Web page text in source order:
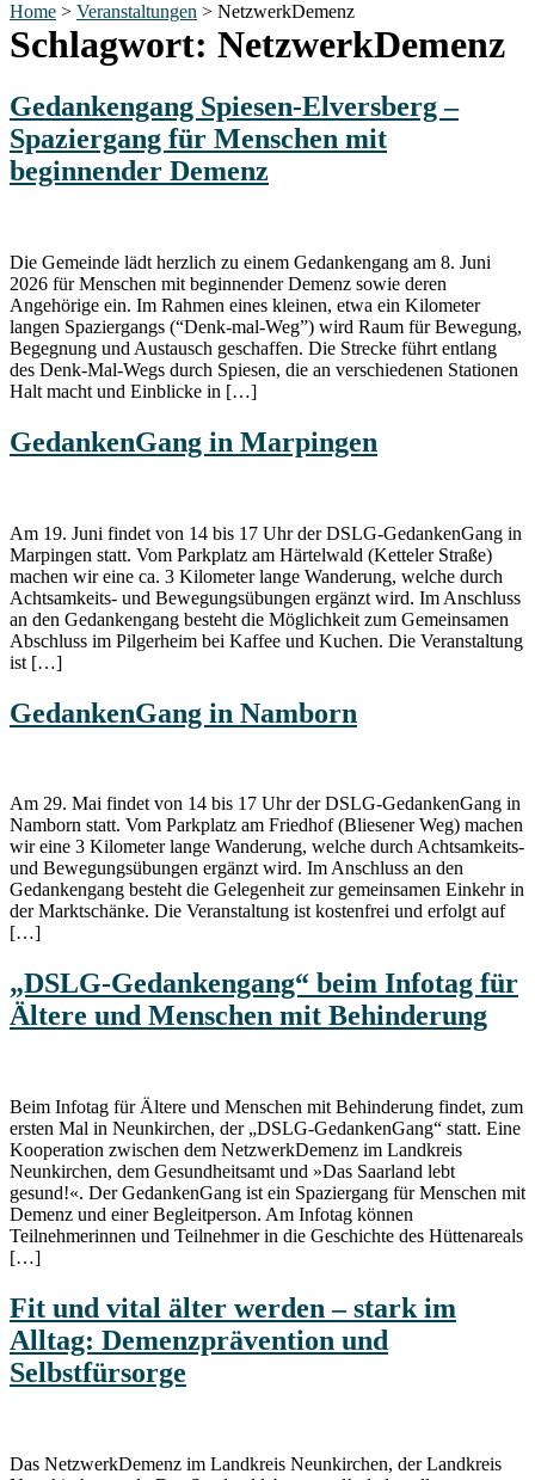
Home > Veranstaltungen > NetzwerkDemenz
Schlagwort: NetzwerkDemenz
Gedankengang Spiesen-Elversberg –
Spaziergang für Menschen mit
beginnender Demenz
Die Gemeinde lädt herzlich zu einem Gedankengang am 8. Juni
2026 für Menschen mit beginnender Demenz sowie deren
Angehörige ein. Im Rahmen eines kleinen, etwa ein Kilometer
langen Spaziergangs (“Denk-mal-Weg”) wird Raum für Bewegung,
Begegnung und Austausch geschaffen. Die Strecke führt entlang
des Denk-Mal-Wegs durch Spiesen, die an verschiedenen Stationen
Halt macht und Einblicke in […]
GedankenGang in Marpingen
Am 19. Juni findet von 14 bis 17 Uhr der DSLG-GedankenGang in
Marpingen statt. Vom Parkplatz am Härtelwald (Ketteler Straße)
machen wir eine ca. 3 Kilometer lange Wanderung, welche durch
Achtsamkeits- und Bewegungsübungen ergänzt wird. Im Anschluss
an den Gedankengang besteht die Möglichkeit zum Gemeinsamen
Abschluss im Pilgerheim bei Kaffee und Kuchen. Die Veranstaltung
ist […]
GedankenGang in Namborn
Am 29. Mai findet von 14 bis 17 Uhr der DSLG-GedankenGang in
Namborn statt. Vom Parkplatz am Friedhof (Bliesener Weg) machen
wir eine 3 Kilometer lange Wanderung, welche durch Achtsamkeits-
und Bewegungsübungen ergänzt wird. Im Anschluss an den
Gedankengang besteht die Gelegenheit zur gemeinsamen Einkehr in
der Marktschänke. Die Veranstaltung ist kostenfrei und erfolgt auf
[…]
„DSLG-Gedankengang“ beim Infotag für
Ältere und Menschen mit Behinderung
Beim Infotag für Ältere und Menschen mit Behinderung findet, zum
ersten Mal in Neunkirchen, der „DSLG-GedankenGang“ statt. Eine
Kooperation zwischen dem NetzwerkDemenz im Landkreis
Neunkirchen, dem Gesundheitsamt und »Das Saarland lebt
gesund!«. Der GedankenGang ist ein Spaziergang für Menschen mit
Demenz und einer Begleitperson. Am Infotag können
Teilnehmerinnen und Teilnehmer in die Geschichte des Hüttenareals
[…]
Fit und vital älter werden – stark im
Alltag: Demenzprävention und
Selbstfürsorge
Das NetzwerkDemenz im Landkreis Neunkirchen, der Landkreis